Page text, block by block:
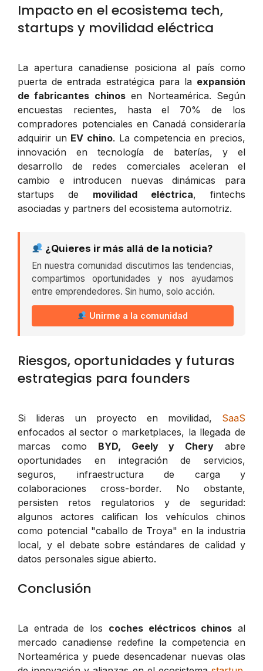
Impacto en el ecosistema tech,
startups y movilidad eléctrica
La apertura canadiense posiciona al país como
puerta de entrada estratégica para la expansión
de fabricantes chinosen Norteamérica. Según
encuestas recientes, hasta el 70% de los
compradores potenciales en Canadá consideraría
adquirir un EV chino. La competencia en precios,
innovación en tecnología de baterías, y el
desarrollo de redes comerciales aceleran el
cambio e introducen nuevas dinámicas para
startups de movilidad eléctrica, fintechs
asociadas y partners del ecosistema automotriz.
¿Quieres ir más allá de la noticia?
En nuestra comunidad discutimos las tendencias,
compartimos oportunidades y nos ayudamos
entre emprendedores. Sin humo, solo acción.
Unirme a la comunidad
Riesgos, oportunidades y futuras
estrategias para founders
Si lideras un proyecto en movilidad, SaaS
enfocados al sector o marketplaces, la llegada de
marcas como BYD, Geely y Chery abre
oportunidades en integración de servicios,
seguros, infraestructura de carga y
colaboraciones cross-border. No obstante,
persisten retos regulatorios y de seguridad:
algunos actores califican los vehículos chinos
como potencial "caballo de Troya" en la industria
local, y el debate sobre estándares de calidad y
datos personales sigue abierto.
Conclusión
La entrada de los coches eléctricos chinos al
mercado canadiense redefine la competencia en
Norteamérica y puede desencadenar nuevas olas